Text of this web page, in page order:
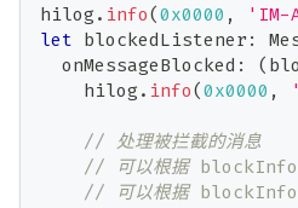
hilog . info(0x0000 , 'IM-
let blockedListener :
  onMessageBlocked
: (
    hilog
. info(0x0000 ,
// 处理被拦截的消息
// 可以根据
// 可以根据